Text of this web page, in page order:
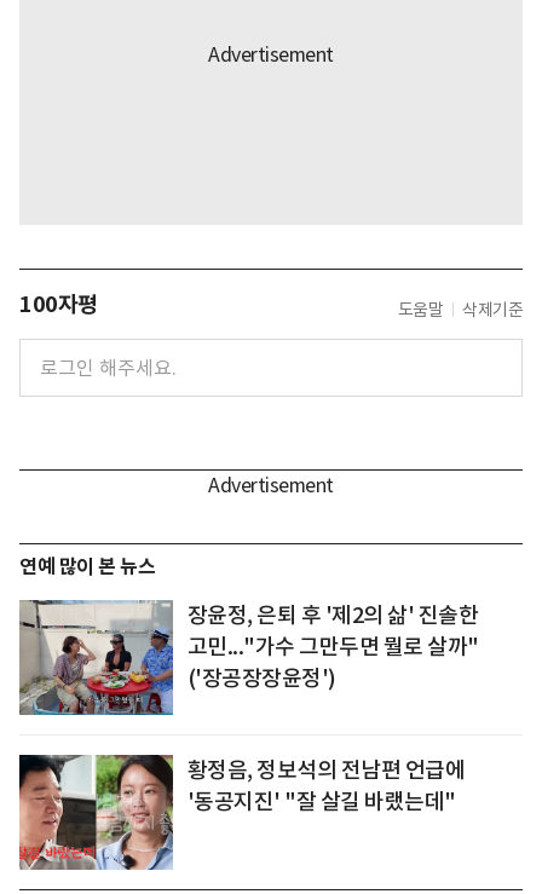
100자평 도움말 삭제기준
연예 많이 본 뉴스
장윤정, 은퇴 후 '제2의 삶' 진솔한
고민..."가수 그만두면 뭘로 살까"
('장공장장윤정')
황정음, 정보석의 전남편 언급에
'동공지진' "잘 살길 바랬는데"